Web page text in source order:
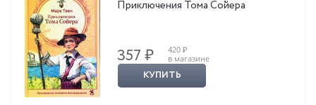
Приключения Тома Сойера
357 ₽
420 ₽
в магазине
КУПИТЬ